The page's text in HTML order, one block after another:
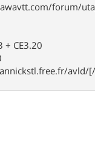
forum/
+ CE3.20
avld/